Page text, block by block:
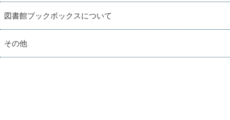
図書館ブックボックスについて
その他